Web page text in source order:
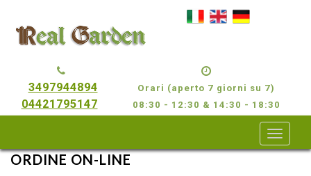
3497944894
04421795147
Orari (aperto 7 giorni su 7)
08:30 - 12:30 & 14:30 - 18:30
ORDINE ON-LINE